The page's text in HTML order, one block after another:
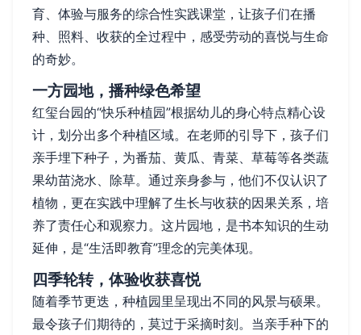
育、体验与服务的综合性实践课堂，让孩子们在播
种、照料、收获的全过程中，感受劳动的喜悦与生命
的奇妙。
一方园地，播种绿色希望
红玺台园的“快乐种植园”根据幼儿的身心特点精心设
计，划分出多个种植区域。在老师的引导下，孩子们
亲手埋下种子，为番茄、黄瓜、青菜、草莓等各类蔬
果幼苗浇水、除草。通过亲身参与，他们不仅认识了
植物，更在实践中理解了生长与收获的因果关系，培
养了责任心和观察力。这片园地，是书本知识的生动
延伸，是“生活即教育”理念的完美体现。
四季轮转，体验收获喜悦
随着季节更迭，种植园里呈现出不同的风景与硕果。
最令孩子们期待的，莫过于采摘时刻。当亲手种下的